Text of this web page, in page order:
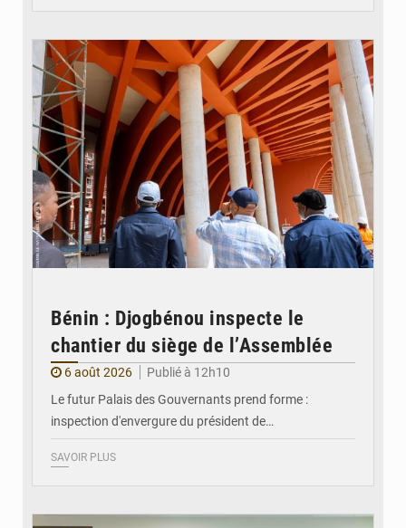
Bénin : Djogbénou inspecte le
chantier du siège de l’Assemblée
6 août 2026
Publié à 12h10
Le futur Palais des Gouvernants prend forme :
inspection d'envergure du président de…
SAVOIR PLUS